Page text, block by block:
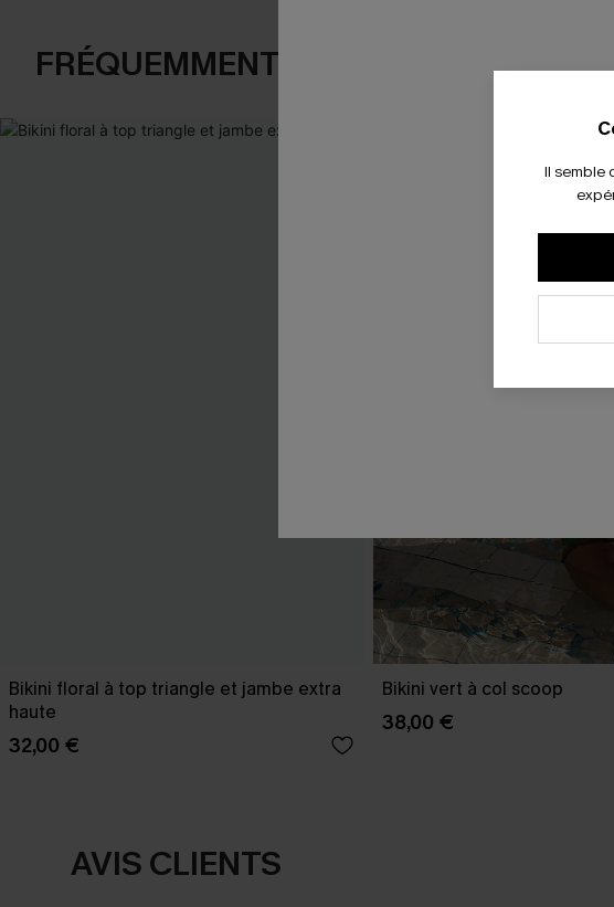
FRÉQUEMMENT ACHETÉS ENSEMBLE
Bikini floral à top triangle et jambe extra
haute
32,00 €
Bikini vert à col scoop
38,00 €
AVIS CLIENTS
Il semble